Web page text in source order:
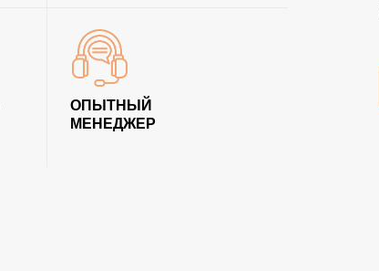
ОПЫТНЫЙ
МЕНЕДЖЕР